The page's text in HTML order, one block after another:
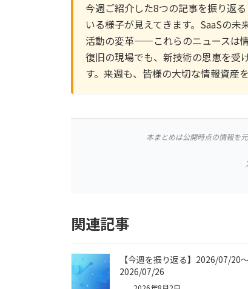
今週ご紹介した8つの記事を振り返
いる様子が見えてきます。SaaSの
活動の変革——これらのニュースは
復旧の現場でも、新技術の恩恵を受
す。来週も、皆様の大切な情報資産
本まとめは公開時点の情報を
関連記事
【今週を振り返る】2026/07/20
2026/07/26